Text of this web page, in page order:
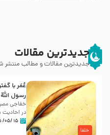
جدیدترین مقالات
جدیدترین مقالات و مطالب منتشر
خلفا
عُمَر با
رسول
در احادیث
۱۵ /۰۵/ ۱۴۰۵